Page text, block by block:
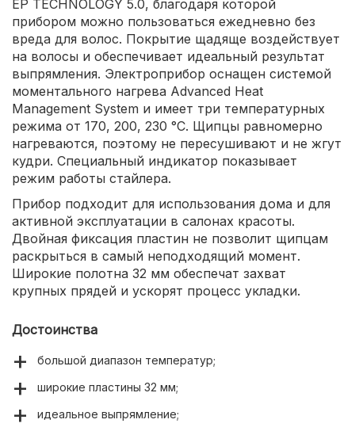
EP TECHNOLOGY 5.0, благодаря которой
прибором можно пользоваться ежедневно без
вреда для волос. Покрытие щадяще воздействует
на волосы и обеспечивает идеальный результат
выпрямления. Электроприбор оснащен системой
моментального нагрева Advanced Heat
Management System и имеет три температурных
режима от 170, 200, 230 °С. Щипцы равномерно
нагреваются, поэтому не пересушивают и не жгут
кудри. Специальный индикатор показывает
режим работы стайлера.
Прибор подходит для использования дома и для
активной эксплуатации в салонах красоты.
Двойная фиксация пластин не позволит щипцам
раскрыться в самый неподходящий момент.
Широкие полотна 32 мм обеспечат захват
крупных прядей и ускорят процесс укладки.
Достоинства
большой диапазон температур;
широкие пластины 32 мм;
идеальное выпрямление;